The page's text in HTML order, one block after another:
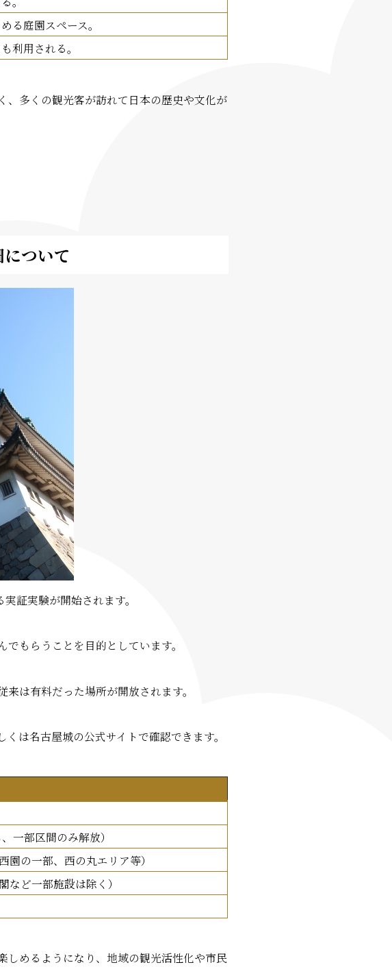
る庭園スペース。
利用される。
、多くの観光客が訪れて日本の歴史や文化が
ついて
証実験が開始されます。
もらうことを目的としています。
は有料だった場所が開放されます。
は名古屋城の公式サイトで確認できます。
一部区間のみ解放）
の一部、西の丸エリア等）
ど一部施設は除く）
しめるようになり、地域の観光活性化や市民